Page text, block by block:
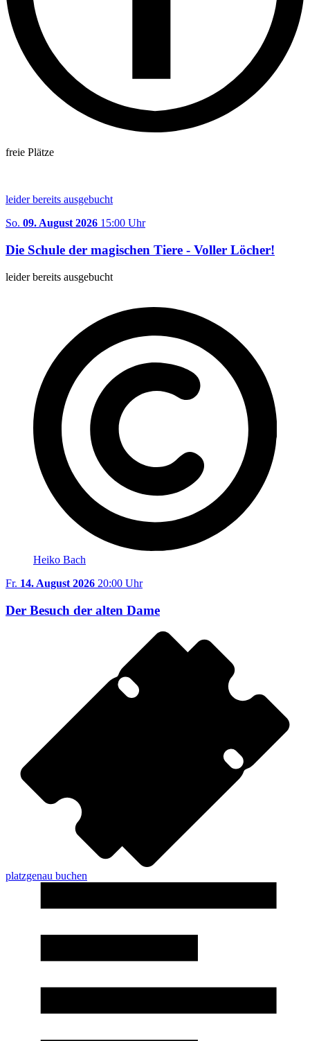
freie Plätze
leider bereits ausgebucht
So. 09. August 2026 15:00 Uhr
Die Schule der magischen Tiere - Voller Löcher!
leider bereits ausgebucht
Heiko Bach
Fr. 14. August 2026 20:00 Uhr
Der Besuch der alten Dame
platzgenau buchen